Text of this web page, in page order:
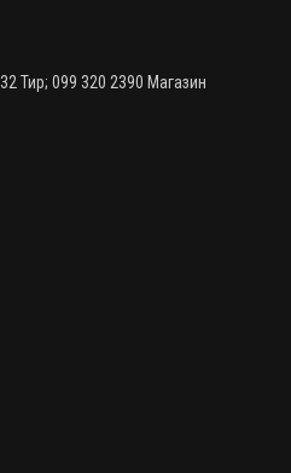
Тир; 099 320 2390 Магазин